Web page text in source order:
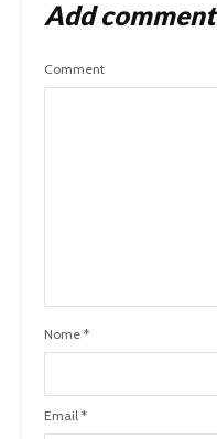
Add comment
Comment
Nome *
Email *